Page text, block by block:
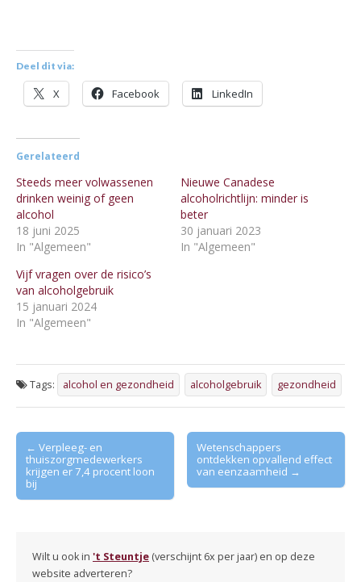
Deel dit via:
X Facebook LinkedIn
Gerelateerd
Steeds meer volwassenen
drinken weinig of geen
alcohol
18 juni 2025
In "Algemeen"
Nieuwe Canadese
alcoholrichtlijn: minder is
beter
30 januari 2023
In "Algemeen"
Vijf vragen over de risico’s
van alcoholgebruik
15 januari 2024
In "Algemeen"
Tags: alcohol en gezondheid alcoholgebruik gezondheid
Post
navigation
← Verpleeg- en
thuiszorgmedewerkers
krijgen er 7,4 procent loon
bij
Wetenschappers
ontdekken opvallend effect
van eenzaamheid →
Wilt u ook in 't Steuntje (verschijnt 6x per jaar) en op deze
website adverteren?